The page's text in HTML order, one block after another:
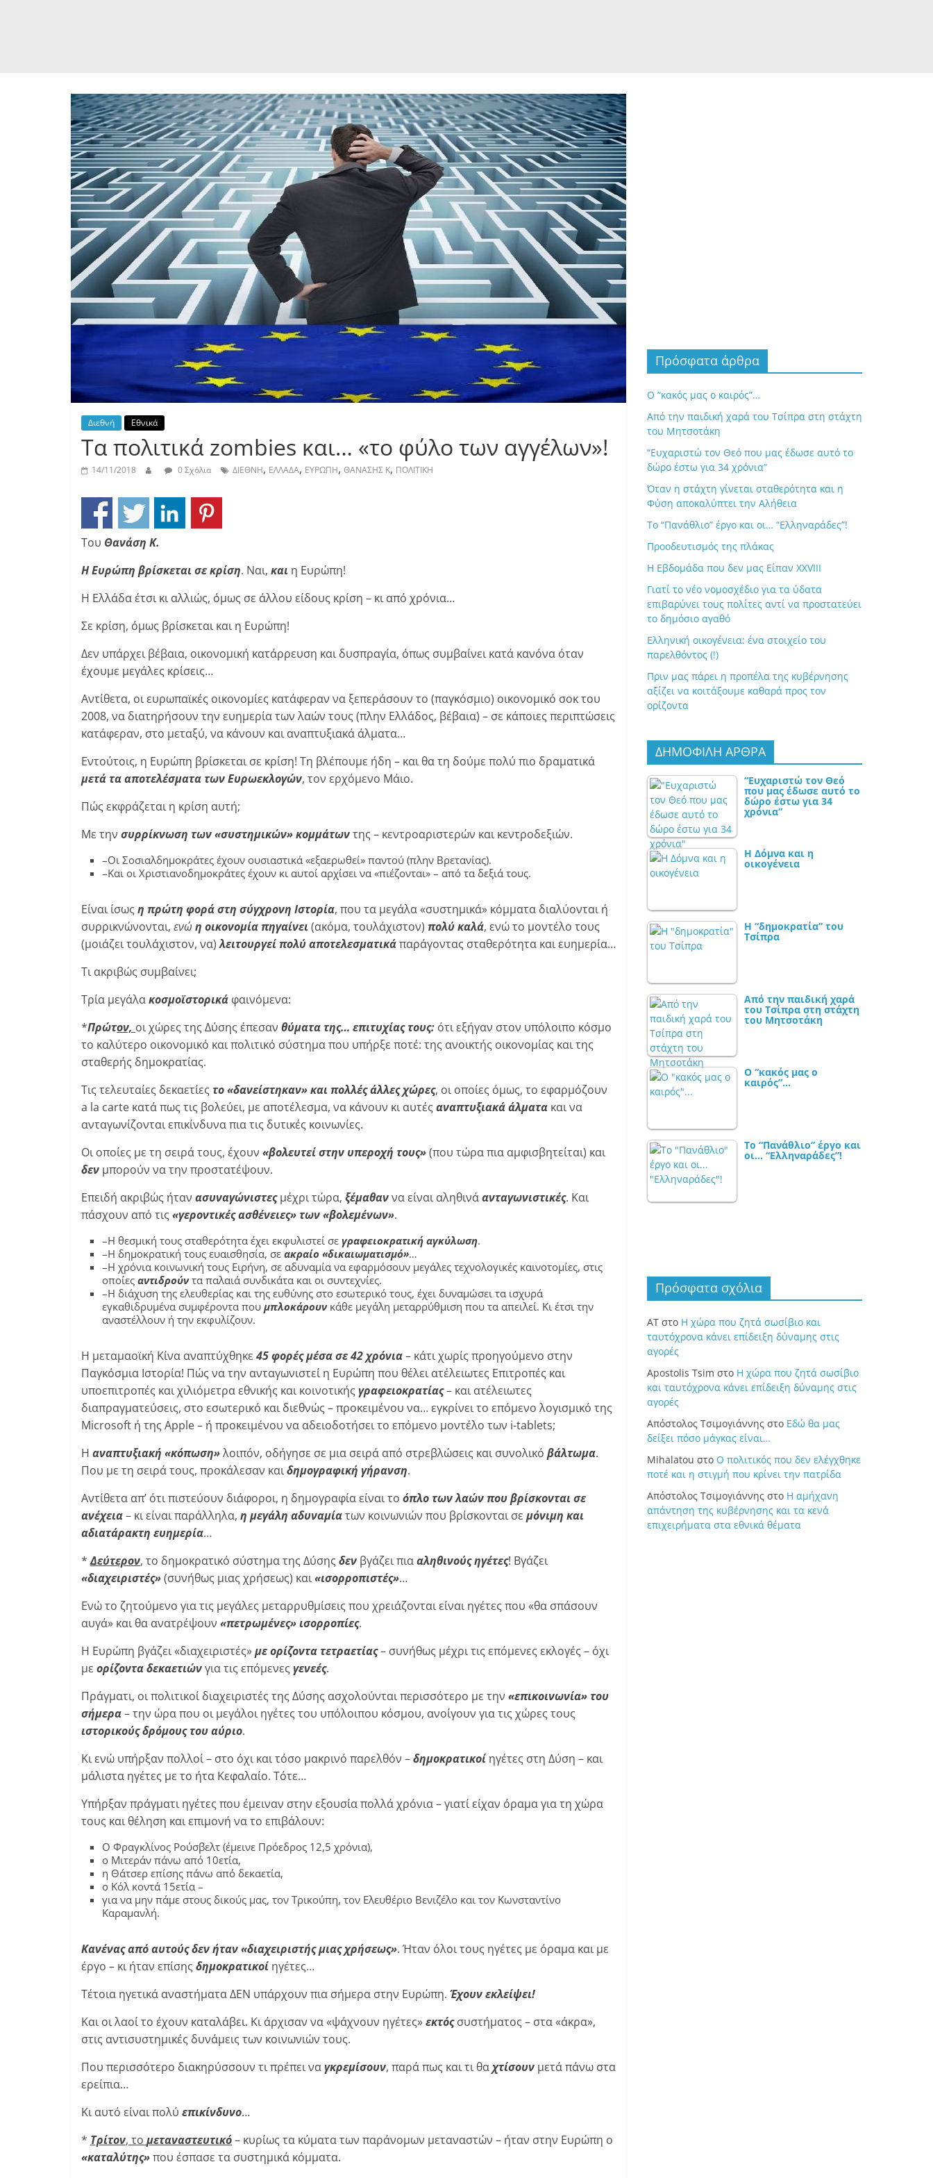
Διεθνή Εθνικά
Τα πολιτικά zombies και… «το φύλο των αγγέλων»!
14/11/2018 0 Σχόλια ΔΙΕΘΝΗ, ΕΛΛΑΔΑ, ΕΥΡΩΠΗ, ΘΑΝΑΣΗΣ Κ, ΠΟΛΙΤΙΚΗ
Του Θανάση Κ.
Η Ευρώπη βρίσκεται σε κρίση. Ναι, και η Ευρώπη!
Η Ελλάδα έτσι κι αλλιώς, όμως σε άλλου είδους κρίση – κι από χρόνια…
Σε κρίση, όμως βρίσκεται και η Ευρώπη!
Δεν υπάρχει βέβαια, οικονομική κατάρρευση και δυσπραγία, όπως συμβαίνει κατά κανόνα όταν
έχουμε μεγάλες κρίσεις…
Αντίθετα, οι ευρωπαϊκές οικονομίες κατάφεραν να ξεπεράσουν το (παγκόσμιο) οικονομικό σοκ του
2008, να διατηρήσουν την ευημερία των λαών τους (πλην Ελλάδος, βέβαια) – σε κάποιες περιπτώσεις
κατάφεραν, στο μεταξύ, να κάνουν και αναπτυξιακά άλματα…
Εντούτοις, η Ευρώπη βρίσκεται σε κρίση! Τη βλέπουμε ήδη – και θα τη δούμε πολύ πιο δραματικά
μετά τα αποτελέσματα των Ευρωεκλογών, τον ερχόμενο Μάιο.
Πώς εκφράζεται η κρίση αυτή;
Με την συρρίκνωση των «συστημικών» κομμάτωντης – κεντροαριστερών και κεντροδεξιών.
–Οι Σοσιαλδημοκράτες έχουν ουσιαστικά «εξαερωθεί» παντού (πλην Βρετανίας).
–Και οι Χριστιανοδημοκράτες έχουν κι αυτοί αρχίσει να «πιέζονται» – από τα δεξιά τους.
Είναι ίσως η πρώτη φορά στη σύγχρονη Ιστορία, που τα μεγάλα «συστημικά» κόμματα διαλύονται ή
συρρικνώνονται, ενώ η οικονομία πηγαίνει (ακόμα, τουλάχιστον) πολύ καλά, ενώ το μοντέλο τους
(μοιάζει τουλάχιστον, να)λειτουργεί πολύ αποτελεσματικάπαράγοντας σταθερότητα και ευημερία…
Τι ακριβώς συμβαίνει;
Τρία μεγάλακοσμοϊστορικά φαινόμενα:
*Πρώτον, οι χώρες της Δύσης έπεσαν θύματα της… επιτυχίας τους: ότι εξήγαν στον υπόλοιπο κόσμο
το καλύτερο οικονομικό και πολιτικό σύστημα που υπήρξε ποτέ: της ανοικτής οικονομίας και της
σταθερής δημοκρατίας.
Τις τελευταίες δεκαετίες το «δανείστηκαν» και πολλές άλλες χώρες, οι οποίες όμως, το εφαρμόζουν
a la carte κατά πως τις βολεύει, με αποτέλεσμα, να κάνουν κι αυτές αναπτυξιακά άλματα και να
ανταγωνίζονται επικίνδυνα πια τις δυτικές κοινωνίες.
Οι οποίες με τη σειρά τους, έχουν «βολευτεί στην υπεροχή τους»(που τώρα πια αμφισβητείται) και
δεν μπορούν να την προστατέψουν.
Επειδή ακριβώς ήταν ασυναγώνιστεςμέχρι τώρα, ξέμαθαννα είναι αληθινάανταγωνιστικές. Και
πάσχουν από τις «γεροντικές ασθένειες» των «βολεμένων».
–Η θεσμική τους σταθερότητα έχει εκφυλιστεί σε γραφειοκρατική αγκύλωση.
–Η δημοκρατική τους ευαισθησία, σε ακραίο «δικαιωματισμό»…
–Η χρόνια κοινωνική τους Ειρήνη, σε αδυναμία να εφαρμόσουν μεγάλες τεχνολογικές καινοτομίες, στις
οποίες αντιδρούντα παλαιά συνδικάτα και οι συντεχνίες.
–Η διάχυση της ελευθερίας και της ευθύνης στο εσωτερικό τους, έχει δυναμώσει τα ισχυρά
εγκαθιδρυμένα συμφέροντα που μπλοκάρουνκάθε μεγάλη μεταρρύθμιση που τα απειλεί. Κι έτσι την
αναστέλλουν ή την εκφυλίζουν.
Η μεταμαοϊκή Κίνα αναπτύχθηκε 45 φορές μέσα σε 42 χρόνια– κάτι χωρίς προηγούμενο στην
Παγκόσμια Ιστορία! Πώς να την ανταγωνιστεί η Ευρώπη που θέλει ατέλειωτες Επιτροπές και
υποεπιτροπές και χιλιόμετρα εθνικής και κοινοτικής γραφειοκρατίας– και ατέλειωτες
διαπραγματεύσεις, στο εσωτερικό και διεθνώς – προκειμένου να… εγκρίνει το επόμενο λογισμικό της
Microsoft ή της Apple – ή προκειμένου να αδειοδοτήσει το επόμενο μοντέλο των i-tablets;
Η αναπτυξιακή «κόπωση»λοιπόν, οδήγησε σε μια σειρά από στρεβλώσεις και συνολικό βάλτωμα.
Που με τη σειρά τους, προκάλεσαν καιδημογραφική γήρανση.
Αντίθετα απ’ ότι πιστεύουν διάφοροι, η δημογραφία είναι το όπλο των λαών που βρίσκονται σε
ανέχεια– κι είναι παράλληλα, η μεγάλη αδυναμίατων κοινωνιών που βρίσκονται σε μόνιμη και
αδιατάρακτη ευημερία…
*Δεύτερον, το δημοκρατικό σύστημα της Δύσης δεν βγάζει πιααληθινούς ηγέτες! Βγάζει
«διαχειριστές»(συνήθως μιας χρήσεως) και«ισορροπιστές»…
Ενώ το ζητούμενο για τις μεγάλες μεταρρυθμίσεις που χρειάζονται είναι ηγέτες που «θα σπάσουν
αυγά» και θα ανατρέψουν «πετρωμένες» ισορροπίες.
Η Ευρώπη βγάζει «διαχειριστές»με ορίζοντα τετραετίας– συνήθως μέχρι τις επόμενες εκλογές – όχι
με ορίζοντα δεκαετιώνγια τις επόμενες γενεές.
Πράγματι, οι πολιτικοί διαχειριστές της Δύσης ασχολούνται περισσότερο με την «επικοινωνία» του
σήμερα– την ώρα που οι μεγάλοι ηγέτες του υπόλοιπου κόσμου, ανοίγουν για τις χώρες τους
ιστορικούς δρόμους του αύριο.
Κι ενώ υπήρξαν πολλοί – στο όχι και τόσο μακρινό παρελθόν –δημοκρατικοί ηγέτες στη Δύση – και
μάλιστα ηγέτες με το ήτα Κεφαλαίο. Τότε…
Υπήρξαν πράγματι ηγέτες που έμειναν στην εξουσία πολλά χρόνια – γιατί είχαν όραμα για τη χώρα
τους και θέληση και επιμονή να το επιβάλουν:
Ο Φραγκλίνος Ρούσβελτ (έμεινε Πρόεδρος 12,5 χρόνια),
ο Μιτεράν πάνω από 10ετία,
η Θάτσερ επίσης πάνω από δεκαετία,
ο Κόλ κοντά 15ετία –
για να μην πάμε στους δικούς μας, τον Τρικούπη, τον Ελευθέριο Βενιζέλο και τον Κωνσταντίνο
Καραμανλή.
Κανένας από αυτούς δεν ήταν «διαχειριστής μιας χρήσεως». Ήταν όλοι τους ηγέτες με όραμα και με
έργο – κι ήταν επίσης δημοκρατικοί ηγέτες…
Τέτοια ηγετικά αναστήματα ΔΕΝ υπάρχουν πια σήμερα στην Ευρώπη. Έχουν εκλείψει!
Και οι λαοί το έχουν καταλάβει. Κι άρχισαν να «ψάχνουν ηγέτες»εκτόςσυστήματος – στα «άκρα»,
στις αντισυστημικές δυνάμεις των κοινωνιών τους.
Που περισσότερο διακηρύσσουν τι πρέπει ναγκρεμίσουν, παρά πως και τι θα χτίσουν μετά πάνω στα
ερείπια…
Κι αυτό είναι πολύ επικίνδυνο…
* Τρίτον, το μεταναστευτικό– κυρίως τα κύματα των παράνομων μεταναστών – ήταν στην Ευρώπη ο
«καταλύτης»που έσπασε τα συστημικά κόμματα.
Πρόσφατα άρθρα
Ο “κακός μας ο καιρός”…
Από την παιδική χαρά του Τσίπρα στη στάχτη
του Μητσοτάκη
“Ευχαριστώ τον Θεό που μας έδωσε αυτό το
δώρο έστω για 34 χρόνια”
Όταν η στάχτη γίνεται σταθερότητα και η
Φύση αποκαλύπτει την Αλήθεια
Το “Πανάθλιο” έργο και οι… “Ελληναράδες”!
Προοδευτισμός της πλάκας
Η Εβδομάδα που δεν μας Είπαν XXVIII
Γιατί το νέο νομοσχέδιο για τα ύδατα
επιβαρύνει τους πολίτες αντί να προστατεύει
το δημόσιο αγαθό
Ελληνική οικογένεια: ένα στοιχείο του
παρελθόντος (!)
Πριν μας πάρει η προπέλα της κυβέρνησης
αξίζει να κοιτάξουμε καθαρά προς τον
ορίζοντα
ΔΗΜΟΦΙΛΗ ΑΡΘΡΑ
“Ευχαριστώ τον Θεό
που μας έδωσε αυτό το
δώρο έστω για 34
χρόνια”
Η Δόμνα και η
οικογένεια
Η “δημοκρατία” του
Τσίπρα
Από την παιδική χαρά
του Τσίπρα στη στάχτη
του Μητσοτάκη
Ο “κακός μας ο
καιρός”…
Το “Πανάθλιο” έργο και
οι… “Ελληναράδες”!
Πρόσφατα σχόλια
ΑΤ στο Η χώρα που ζητά σωσίβιο και
ταυτόχρονα κάνει επίδειξη δύναμης στις
αγορές
Apostolis Tsim στο Η χώρα που ζητά σωσίβιο
και ταυτόχρονα κάνει επίδειξη δύναμης στις
αγορές
Απόστολος Τσιμογιάννης στο Εδώ θα μας
δείξει πόσο μάγκας είναι…
Mihalatou στο Ο πολιτικός που δεν ελέγχθηκε
ποτέ και η στιγμή που κρίνει την πατρίδα
Απόστολος Τσιμογιάννης στο Η αμήχανη
απάντηση της κυβέρνησης και τα κενά
επιχειρήματα στα εθνικά θέματα